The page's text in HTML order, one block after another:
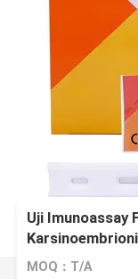
Uji Imunoassay
MOQ：T/A